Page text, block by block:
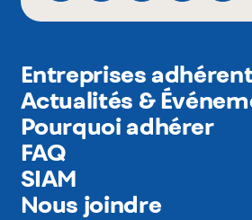
Entreprises
Actualités &
Pourquoi adhérer
FAQ
SIAM
Nous joindre